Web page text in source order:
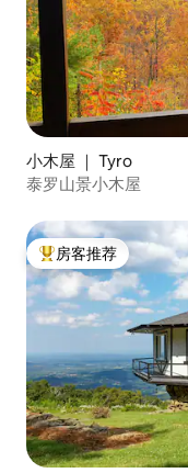
小木屋 ｜ Tyro
泰罗山景小木屋
热门「房客推荐」
房客推荐